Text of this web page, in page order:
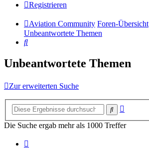
Registrieren
Aviation Community Foren-Übersicht
Unbeantwortete Themen
Suche
Unbeantwortete Themen
Zur erweiterten Suche
Suche
Die Suche ergab mehr als 1000 Treffer